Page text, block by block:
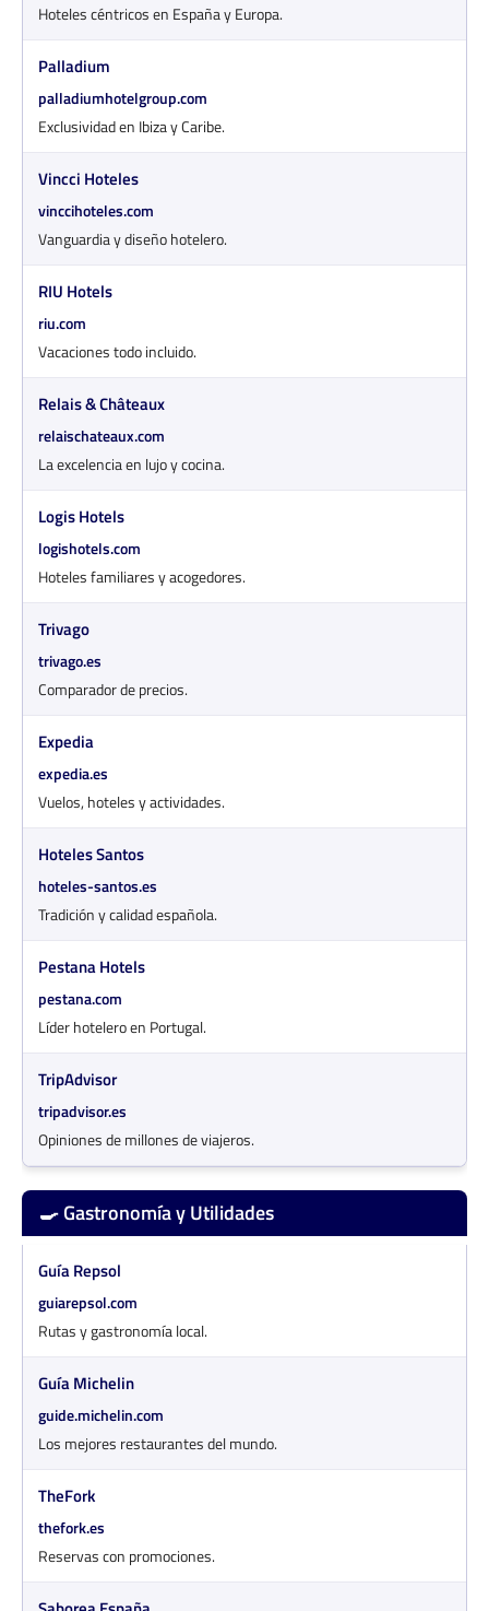
Hoteles céntricos en España y Europa.
Palladium
palladiumhotelgroup.com
Exclusividad en Ibiza y Caribe.
Vincci Hoteles
vinccihoteles.com
Vanguardia y diseño hotelero.
RIU Hotels
riu.com
Vacaciones todo incluido.
Relais & Châteaux
relaischateaux.com
La excelencia en lujo y cocina.
Logis Hotels
logishotels.com
Hoteles familiares y acogedores.
Trivago
trivago.es
Comparador de precios.
Expedia
expedia.es
Vuelos, hoteles y actividades.
Hoteles Santos
hoteles-santos.es
Tradición y calidad española.
Pestana Hotels
pestana.com
Líder hotelero en Portugal.
TripAdvisor
tripadvisor.es
Opiniones de millones de viajeros.
🍳 Gastronomía y Utilidades
Guía Repsol
guiarepsol.com
Rutas y gastronomía local.
Guía Michelin
guide.michelin.com
Los mejores restaurantes del mundo.
TheFork
thefork.es
Reservas con promociones.